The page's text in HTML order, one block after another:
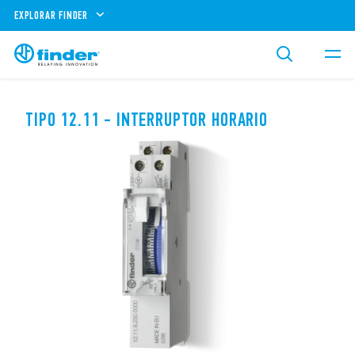
EXPLORAR FINDER
TIPO 12.11 - INTERRUPTOR HORARIO